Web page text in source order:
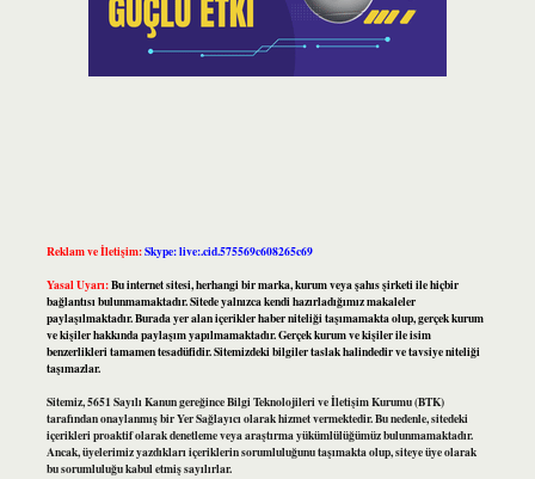
Reklam ve İletişim:Skype: live:.cid.575569c608265c69
Yasal Uyarı:Bu internet sitesi, herhangi bir marka, kurum veya şahıs şirketi ile hiçbir
bağlantısı bulunmamaktadır. Sitede yalnızca kendi hazırladığımız makaleler
paylaşılmaktadır. Burada yer alan içerikler haber niteliği taşımamakta olup, gerçek kurum
ve kişiler hakkında paylaşım yapılmamaktadır. Gerçek kurum ve kişiler ile isim
benzerlikleri tamamen tesadüfidir. Sitemizdeki bilgiler taslak halindedir ve tavsiye niteliği
taşımazlar.
Sitemiz, 5651 Sayılı Kanun gereğince Bilgi Teknolojileri ve İletişim Kurumu (BTK)
tarafından onaylanmış bir Yer Sağlayıcı olarak hizmet vermektedir. Bu nedenle, sitedeki
içerikleri proaktif olarak denetleme veya araştırma yükümlülüğümüz bulunmamaktadır.
Ancak, üyelerimiz yazdıkları içeriklerin sorumluluğunu taşımakta olup, siteye üye olarak
bu sorumluluğu kabul etmiş sayılırlar.